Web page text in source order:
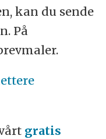
kan du sende
På
gratis